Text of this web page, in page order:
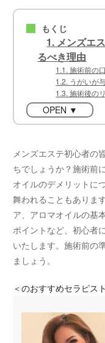
■ もくじ
1. メンズエ
るべき理由
1.1. 施術前の
1.2. うがいが
1.3. 施術後の
OPEN ▼
メンズエステ初心者の
ちでしょうか？施術前
オイルのデメリットに
舞われることもありま
ア、アロマオイルの基
ポイントなど、初心者
いたします。施術前の
ましょう。
＜のおすすめセラピス